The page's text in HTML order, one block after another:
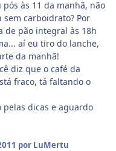
às 11 da manhã, não
carboidrato? Por
de pão integral às 18h
aí eu tiro do lanche,
da manhã!
diz que o café da
fraco, tá faltando o
pelas dicas e aguardo
por LuMertu